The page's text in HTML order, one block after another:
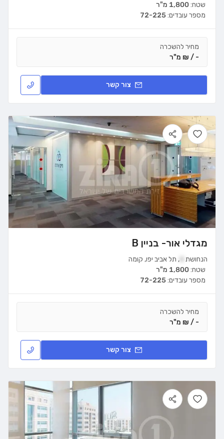
שטח:1,800 מ"ר
מספר עובדים:72-225
מחיר להשכרה
- / ₪ מ"ר
צור קשר
מגדלי אור- בניין B
הנחושת , תל אביב יפו, קומה
שטח:1,800 מ"ר
מספר עובדים:72-225
מחיר להשכרה
- / ₪ מ"ר
צור קשר